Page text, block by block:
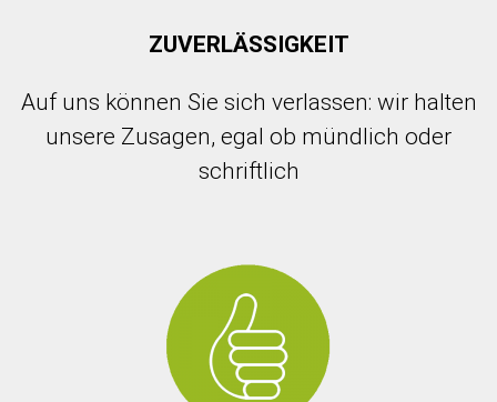
ZUVERLÄSSIGKEIT
Auf uns können Sie sich verlassen: wir halten
unsere Zusagen, egal ob mündlich oder
schriftlich